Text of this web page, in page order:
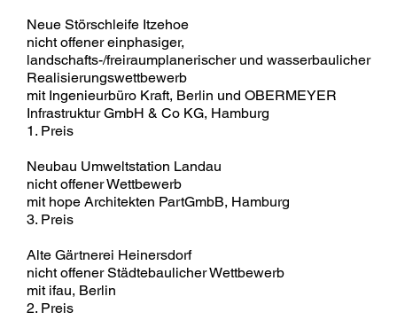
Neue Störschleife Itzehoe
nicht offener einphasiger,
landschafts-/freiraumplanerischer und wasserbaulicher
Realisierungswettbewerb
mit Ingenieurbüro Kraft, Berlin und OBERMEYER
Infrastruktur GmbH & Co KG, Hamburg
1. Preis
Neubau Umweltstation Landau
nicht offener Wettbewerb
mit hope Architekten PartGmbB, Hamburg
3. Preis
Alte Gärtnerei Heinersdorf
nicht offener Städtebaulicher Wettbewerb
mit ifau, Berlin
2. Preis